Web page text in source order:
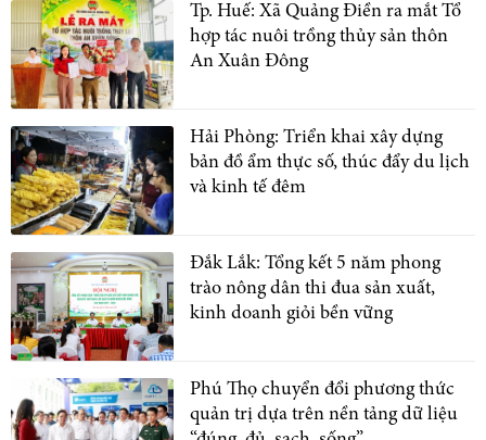
Tp. Huế: Xã Quảng Điền ra mắt Tổ
hợp tác nuôi trồng thủy sản thôn
An Xuân Đông
Hải Phòng: Triển khai xây dựng
bản đồ ẩm thực số, thúc đẩy du lịch
và kinh tế đêm
Đắk Lắk: Tổng kết 5 năm phong
trào nông dân thi đua sản xuất,
kinh doanh giỏi bền vững
Phú Thọ chuyển đổi phương thức
quản trị dựa trên nền tảng dữ liệu